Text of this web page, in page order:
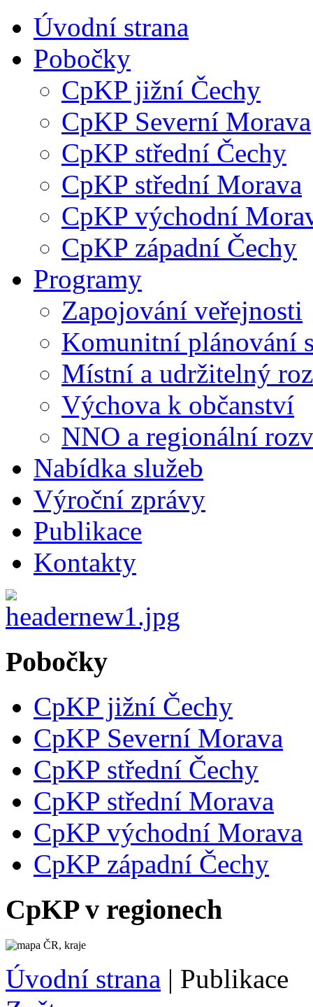
Úvodní strana
Pobočky
CpKP jižní Čechy
CpKP Severní Morava
CpKP střední Čechy
CpKP střední Morava
CpKP východní
CpKP západní Čechy
Programy
Zapojování veřejnosti
Komunitní plánování
Místní a udržitelný
Výchova k občanství
NNO a regionální
Nabídka služeb
Výroční zprávy
Publikace
Kontakty
Pobočky
CpKP jižní Čechy
CpKP Severní Morava
CpKP střední Čechy
CpKP střední Morava
CpKP východní Morava
CpKP západní Čechy
CpKP v regionech
Úvodní strana | Publikace